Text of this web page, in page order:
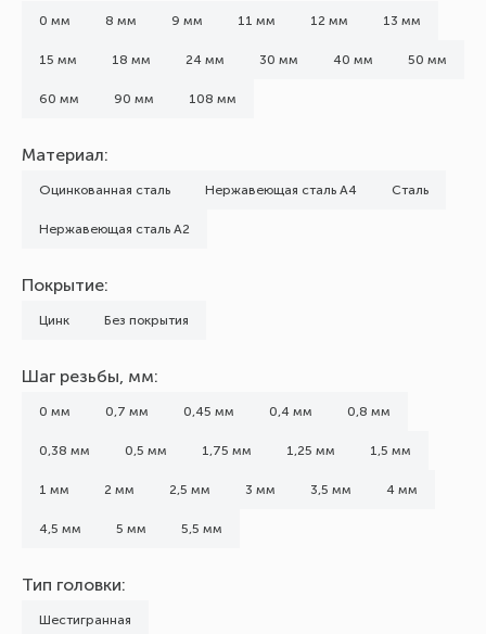
0 мм 8 мм 9 мм 11 мм 12 мм 13 мм
15 мм 18 мм 24 мм 30 мм 40 мм 50 мм
60 мм 90 мм 108 мм
Материал:
Оцинкованная сталь Нержавеющая сталь А4 Сталь
Нержавеющая сталь А2
Покрытие:
Цинк Без покрытия
Шаг резьбы, мм:
0 мм 0,7 мм 0,45 мм 0,4 мм 0,8 мм
0,38 мм 0,5 мм 1,75 мм 1,25 мм 1,5 мм
1 мм 2 мм 2,5 мм 3 мм 3,5 мм 4 мм
4,5 мм 5 мм 5,5 мм
Тип головки:
Шестигранная